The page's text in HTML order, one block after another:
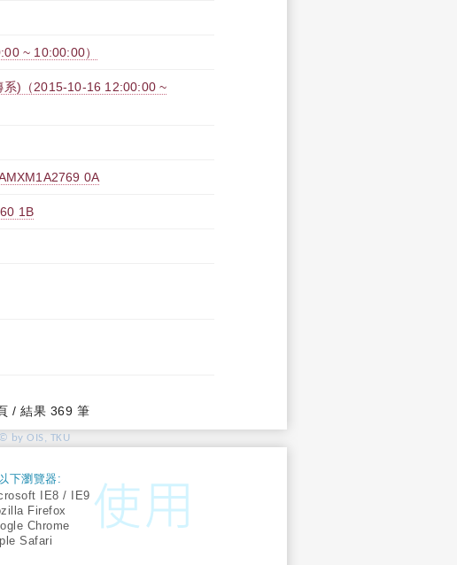
~ 10:00:00）
系)（2015-10-16 12:00:00 ~
0A
1B
/ 結果 369 筆
by OIS, TKU
下瀏覽器:
IE8 / IE9
Firefox
Chrome
Safari